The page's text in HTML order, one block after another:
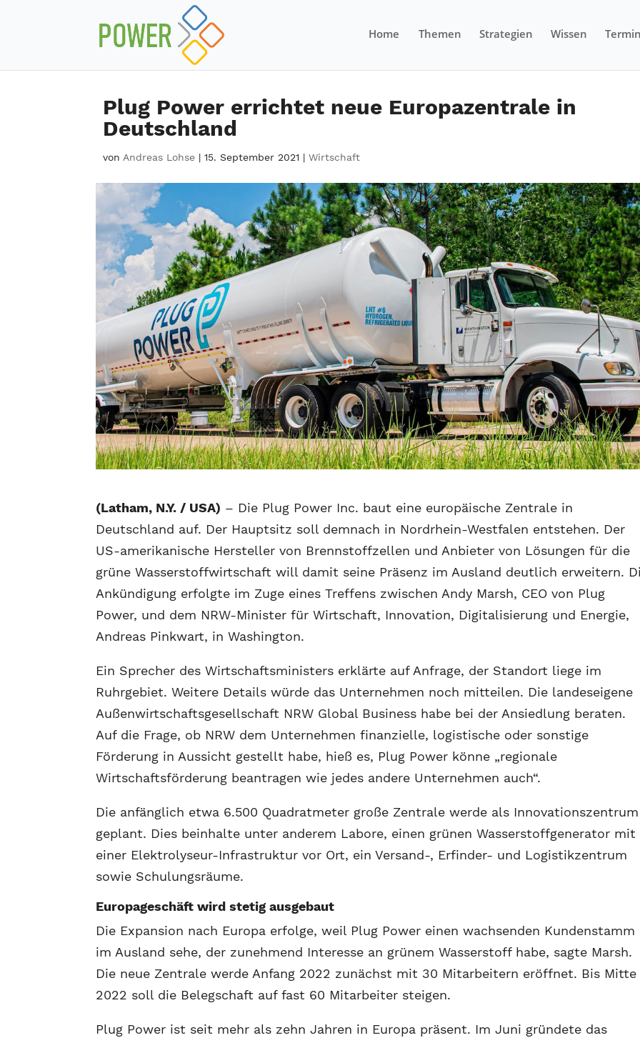
Home Themen Strategien Wissen
Plug Power errichtet neue Europazentrale in
Deutschland
von Andreas Lohse |15. September 2021 |Wirtschaft
(Latham, N.Y. / USA) – Die Plug Power Inc. baut eine europäische Zentrale in
Deutschland auf. Der Hauptsitz soll demnach in Nordrhein-Westfalen entstehen. Der
US-amerikanische Hersteller von Brennstoffzellen und Anbieter von Lösungen für die
grüne Wasserstoffwirtschaft will damit seine Präsenz im Ausland deutlich erweitern.
Ankündigung erfolgte im Zuge eines Treffens zwischen Andy Marsh, CEO von Plug
Power, und dem NRW-Minister für Wirtschaft, Innovation, Digitalisierung und Energie,
Andreas Pinkwart, in Washington.
Ein Sprecher des Wirtschaftsministers erklärte auf Anfrage, der Standort liege im
Ruhrgebiet. Weitere Details würde das Unternehmen noch mitteilen. Die landeseigene
Außenwirtschaftsgesellschaft NRW Global Business habe bei der Ansiedlung beraten.
Auf die Frage, ob NRW dem Unternehmen finanzielle, logistische oder sonstige
Förderung in Aussicht gestellt habe, hieß es, Plug Power könne „regionale
Wirtschaftsförderung beantragen wie jedes andere Unternehmen auch“.
Die anfänglich etwa 6.500 Quadratmeter große Zentrale werde als Innovationszentrum
geplant. Dies beinhalte unter anderem Labore, einen grünen Wasserstoffgenerator mit
einer Elektrolyseur-Infrastruktur vor Ort, ein Versand-, Erfinder- und Logistikzentrum
sowie Schulungsräume.
Europageschäft wird stetig ausgebaut
Die Expansion nach Europa erfolge, weil Plug Power einen wachsenden Kundenstamm
im Ausland sehe, der zunehmend Interesse an grünem Wasserstoff habe, sagte Marsh.
Die neue Zentrale werde Anfang 2022 zunächst mit 30 Mitarbeitern eröffnet. Bis Mitte
2022 soll die Belegschaft auf fast 60 Mitarbeiter steigen.
Plug Power ist seit mehr als zehn Jahren in Europa präsent. Im Juni gründete das